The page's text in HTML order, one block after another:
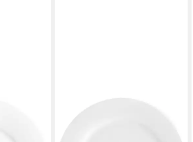
Speiseteller Pronto, Speiseteller 26